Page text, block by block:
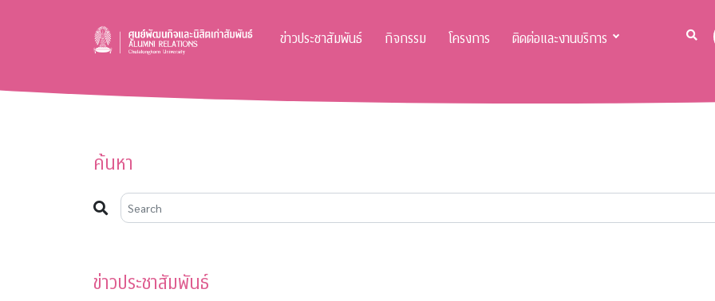
ข่าวประชาสัมพันธ์ กิจกรรม โครงการ ติดต่อและงานบริการ
ค้นหา
ข่าวประชาสัมพันธ์